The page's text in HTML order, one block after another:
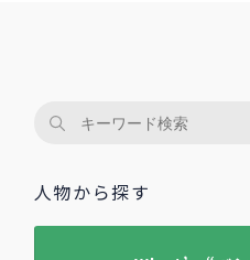
人物から探す